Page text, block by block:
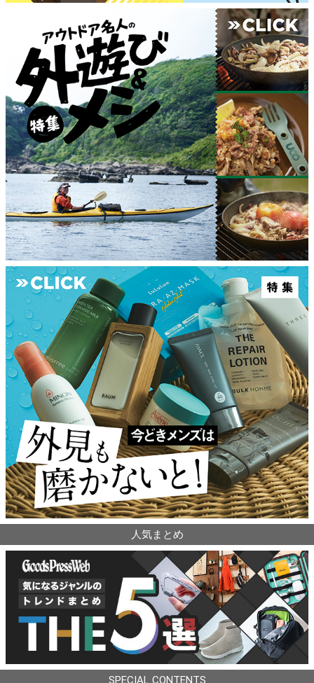
人気まとめ
SPECIAL CONTENTS